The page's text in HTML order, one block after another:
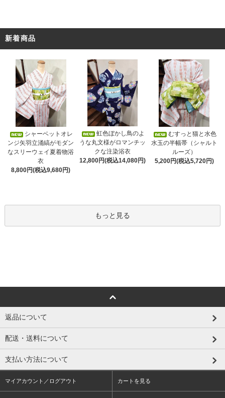
新着商品
シャーベットオレ
ンジ矢羽立涌縞がモダン
なスリーウェイ夏着物浴
衣
8,800円(税込9,680円)
虹色ぼかし鳥のよ
うな丸文様がロマンチッ
クな注染浴衣
12,800円(税込14,080円)
むすっと猫と水色
水玉の半幅帯（シャルト
ルーズ）
5,200円(税込5,720円)
もっと見る
返品について
配送・送料について
支払い方法について
マイアカウント／ログアウト カートを見る